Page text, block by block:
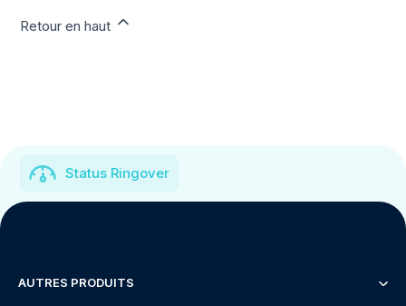
Retour en haut
Status Ringover
AUTRES PRODUITS